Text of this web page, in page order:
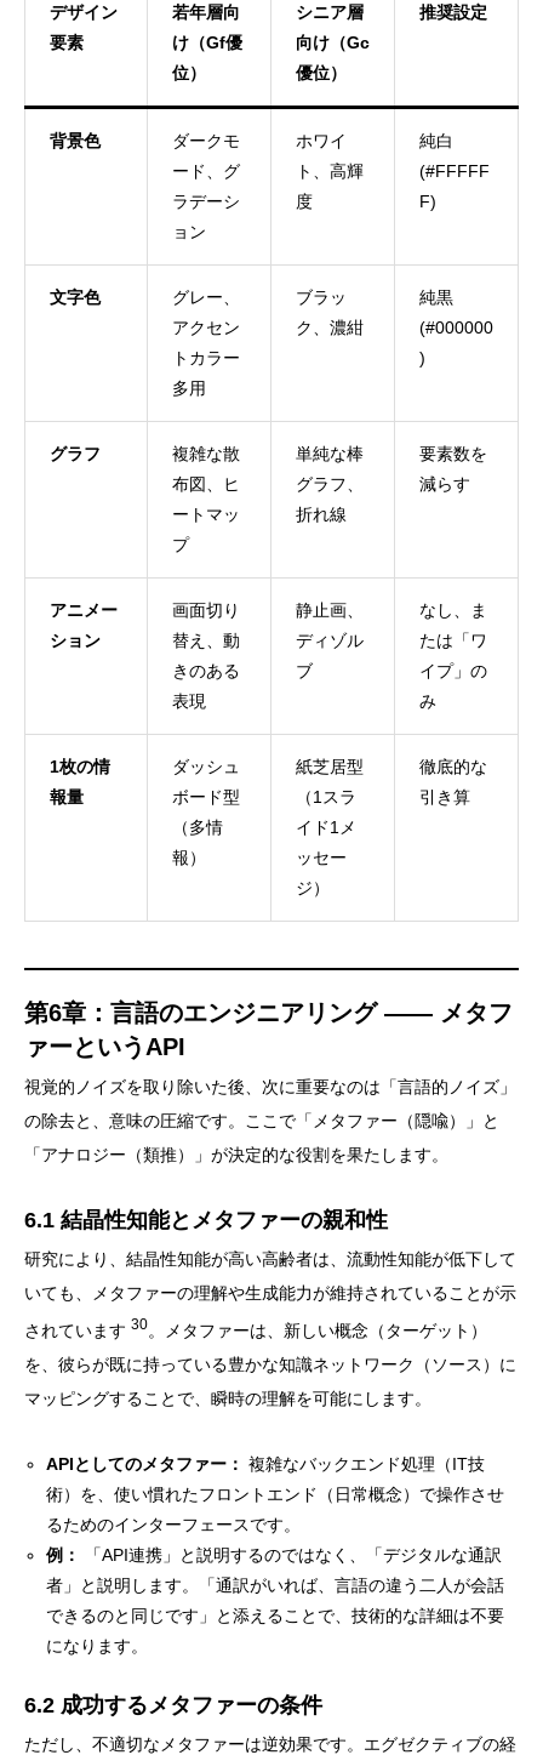
デザイン
要素
若年層向
け（Gf​優
位）
シニア層
向け（Gc​
優位）
推奨設定
背景色
ダークモ
ード、グ
ラデーシ
ョン
ホワイ
ト、高輝
度
純白
(#FFFFF
F)
文字色
グレー、
アクセン
トカラー
多用
ブラッ
ク、濃紺
純黒
(#000000
)
グラフ
複雑な散
布図、ヒ
ートマッ
プ
単純な棒
グラフ、
折れ線
要素数を
減らす
アニメー
ション
画面切り
替え、動
きのある
表現
静止画、
ディゾル
ブ
なし、ま
たは「ワ
イプ」の
み
1枚の情
報量
ダッシュ
ボード型
（多情
報）
紙芝居型
（1スラ
イド1メ
ッセー
ジ）
徹底的な
引き算
第6章：言語のエンジニアリング —— メタフ
ァーというAPI
視覚的ノイズを取り除いた後、次に重要なのは「言語的ノイズ」
の除去と、意味の圧縮です。ここで「メタファー（隠喩）」と
「アナロジー（類推）」が決定的な役割を果たします。
6.1 結晶性知能とメタファーの親和性
研究により、結晶性知能が高い高齢者は、流動性知能が低下して
いても、メタファーの理解や生成能力が維持されていることが示
されています 30。メタファーは、新しい概念（ターゲット）
を、彼らが既に持っている豊かな知識ネットワーク（ソース）に
マッピングすることで、瞬時の理解を可能にします。
APIとしてのメタファー： 複雑なバックエンド処理（IT技
術）を、使い慣れたフロントエンド（日常概念）で操作させ
るためのインターフェースです。
例：
「API連携」と説明するのではなく、「デジタルな通訳
者」と説明します。「通訳がいれば、言語の違う二人が会話
できるのと同じです」と添えることで、技術的な詳細は不要
になります。
6.2 成功するメタファーの条件
ただし、不適切なメタファーは逆効果です。エグゼクティブの経